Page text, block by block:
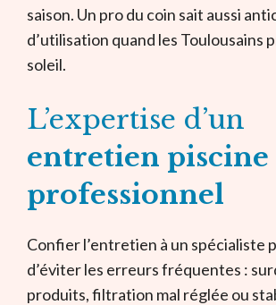
saison. Un pro du coin sait aussi
d’utilisation quand les Toulousains
soleil.
L’expertise d’un
entretien piscine
professionnel
Confier l’entretien à un spécialiste
d’éviter les erreurs fréquentes :
produits, filtration mal réglée ou